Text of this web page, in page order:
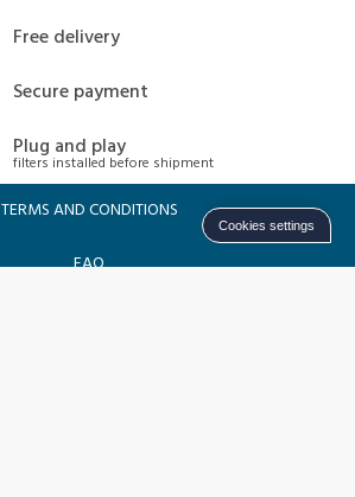
Free delivery
Secure payment
Plug and play
filters installed before shipment
TERMS AND CONDITIONS
FAQ
Cookies settings